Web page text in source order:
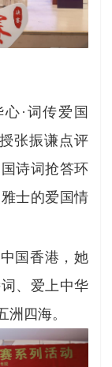
·词传爱国
张振谦点评
诗词抢答环
士的爱国情
国香港，她
、爱上中华
四海。